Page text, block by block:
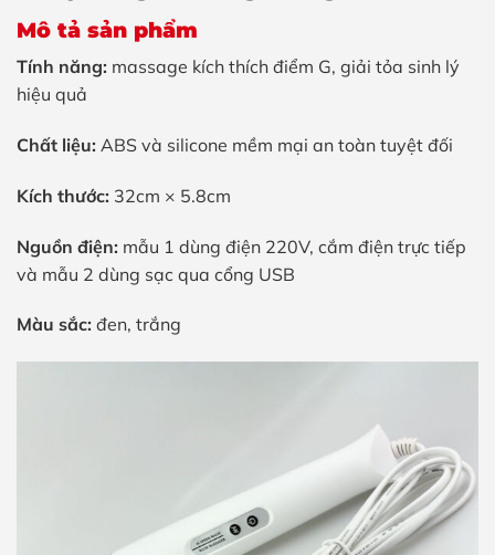
Mô tả sản phẩm
Tính năng: massage kích thích điểm G, giải tỏa sinh lý
hiệu quả
Chất liệu: ABS và silicone mềm mại an toàn tuyệt đối
Kích thước: 32cm × 5.8cm
Nguồn điện: mẫu 1 dùng điện 220V, cắm điện trực tiếp
và mẫu 2 dùng sạc qua cổng USB
Màu sắc: đen, trắng